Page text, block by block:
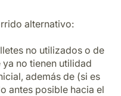
alternativo:
no utilizados o de
no tienen utilidad
además de (si es
antes posible hacia el